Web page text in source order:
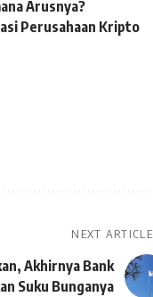
Arusnya?
Perusahaan Kripto
NEXT ARTICLE
Akhirnya Bank
Suku Bunganya